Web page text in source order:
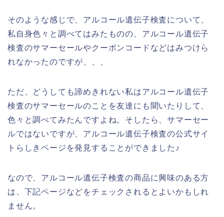
そのような感じで、アルコール遺伝子検査について、
私自身色々と調べてはみたものの、アルコール遺伝子
検査のサマーセールやクーポンコードなどはみつけら
れなかったのですが、、、
ただ、どうしても諦めきれない私はアルコール遺伝子
検査のサマーセールのことを友達にも聞いたりして、
色々と調べてみたんですよね。そしたら、サマーセー
ルではないですが、アルコール遺伝子検査の公式サイ
トらしきページを発見することができました♪
なので、アルコール遺伝子検査の商品に興味のある方
は、下記ページなどをチェックされるとよいかもしれ
ません。